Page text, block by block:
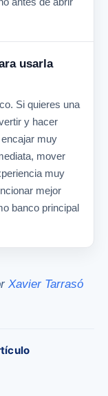
usarla
Si quieres una
y hacer
muy
mover
muy
mejor
banco principal
Xavier Tarrasó